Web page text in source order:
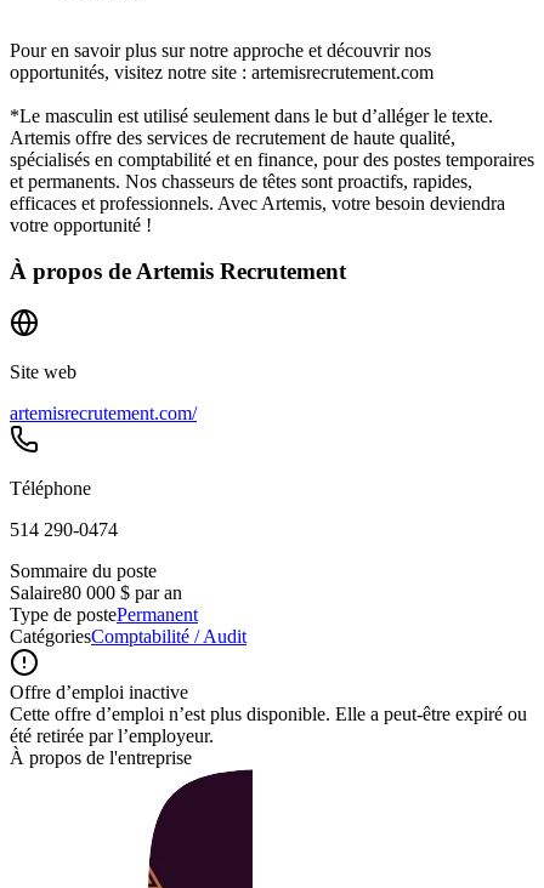
Pour en savoir plus sur notre approche et découvrir nos
opportunités, visitez notre site : artemisrecrutement.com
*Le masculin est utilisé seulement dans le but d’alléger le texte.
Artemis offre des services de recrutement de haute qualité,
spécialisés en comptabilité et en finance, pour des postes temporaires
et permanents. Nos chasseurs de têtes sont proactifs, rapides,
efficaces et professionnels. Avec Artemis, votre besoin deviendra
votre opportunité !
À propos deArtemis Recrutement
Site web
artemisrecrutement.com/
Téléphone
514 290-0474
Sommaire du poste
Salaire80 000 $ par an
Type de postePermanent
CatégoriesComptabilité / Audit
Offre d’emploi inactive
Cette offre d’emploi n’est plus disponible. Elle a peut-être expiré ou
été retirée par l’employeur.
À propos de l'entreprise